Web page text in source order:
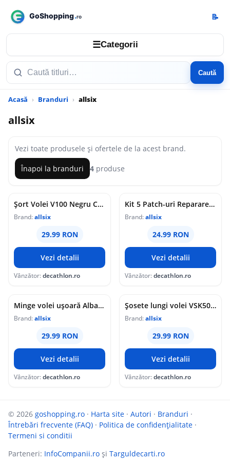
☰Categorii
Caută
📝
Acasă Branduri allsix
allsix
Vezi toate produsele și ofertele de la acest brand.
Înapoi la branduri 4 produse
Șort Volei V100 Negru Copii
Brand:allsix
29.99 RON
Vezi detalii
Vânzător:decathlon.ro
Kit 5 Patch-uri Reparare Autocolante Volei
Brand:allsix
24.99 RON
Vezi detalii
Vânzător:decathlon.ro
Minge volei ușoară Albastru Copii Mărimea 1
Brand:allsix
29.99 RON
Vezi detalii
Vânzător:decathlon.ro
Șosete lungi volei VSK500 Alb
Brand:allsix
29.99 RON
Vezi detalii
Vânzător:decathlon.ro
© 2026 goshopping.ro · Harta site · Autori · Branduri ·
Întrebări frecvente (FAQ) · Politica de confidențialitate ·
Termeni si conditii
Parteneri: InfoCompanii.ro și Targuldecarti.ro